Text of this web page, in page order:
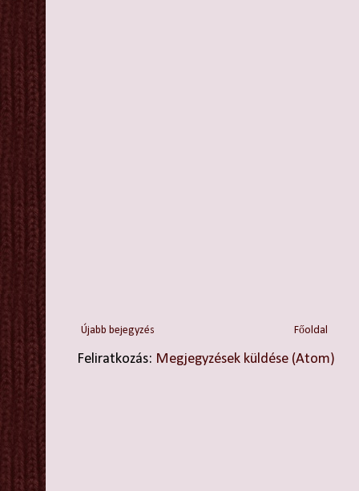
Újabb bejegyzés Főoldal
Feliratkozás: Megjegyzések küldése (Atom)